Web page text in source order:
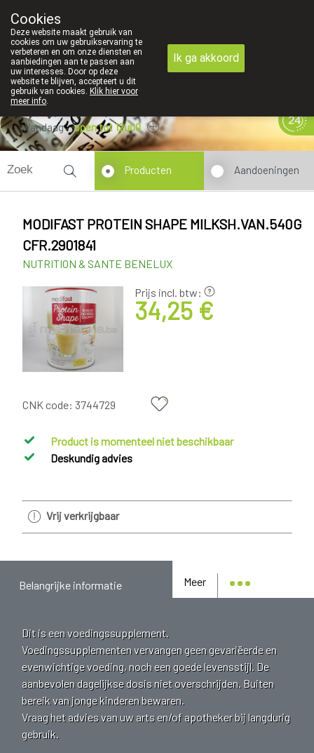
Vandaag open tot 12u00
Producten Aandoeningen
MODIFAST PROTEIN SHAPE MILKSH.VAN.540G
CFR.2901841
NUTRITION & SANTE BENELUX
Prijs incl. btw:
34,25 €
CNK code: 3744729
Product is momenteel niet beschikbaar
Deskundig advies
Vrij verkrijgbaar
Meer
Belangrijke informatie
Dit is een voedingssupplement.
Voedingssupplementen vervangen geen gevariëerde en
evenwichtige voeding, noch een goede levensstijl. De
aanbevolen dagelijkse dosis niet overschrijden. Buiten
bereik van jonge kinderen bewaren.
Vraag het advies van uw arts en/of apotheker bij langdurig
gebruik.
Cookies
Deze website maakt gebruik van
cookies om uw gebruikservaring te
verbeteren en om onze diensten en
aanbiedingen aan te passen aan
uw interesses. Door op deze
website te blijven, accepteert u dit
gebruik van cookies. Klik hier voor
meer info.
Ik ga akkoord